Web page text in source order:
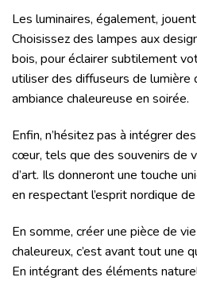
Les luminaires, également,
Choisissez des lampes aux
bois, pour éclairer subtilement
utiliser des diffuseurs de lumière
ambiance chaleureuse en soirée.
Enfin, n’hésitez pas à intégrer
cœur, tels que des souvenirs de
d’art. Ils donneront une touche
en respectant l’esprit nordique
En somme, créer une pièce de
chaleureux, c’est avant tout une
En intégrant des éléments